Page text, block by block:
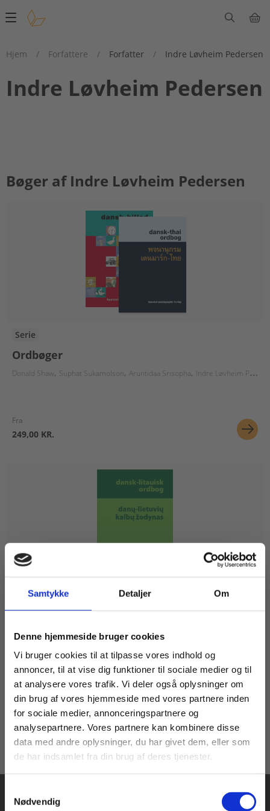
Samtykke Detaljer Om
Denne hjemmeside bruger cookies
Vi bruger cookies til at tilpasse vores indhold og
annoncer, til at vise dig funktioner til sociale medier og til
at analysere vores trafik. Vi deler også oplysninger om
din brug af vores hjemmeside med vores partnere inden
for sociale medier, annonceringspartnere og
analysepartnere. Vores partnere kan kombinere disse
data med andre oplysninger, du har givet dem, eller som
de har indsamlet fra din brug af deres tjenester.
Nødvendig
Main
Hjem
/ Forfattere / Forfatter / Indre Løvheim Pedersen
Indre Løvheim Pedersen
Bøger af Indre Løvheim Pedersen
Serie
Ordbøger
Donald Shaw Suphat Sukamolson Aruntidaa Srisopha Indre Løvheim Pedersen
Fra
249,00 KR.
Bog
Indre Løvheim Pedersen
349,00 KR.
Køb læremidler og find masterclasses mm.
Fortsæt som:
For privatkunder og
studerende. Du får
vist priser inkl.
For institutioner og
virksomheder. Du
får vist priser ekskl.